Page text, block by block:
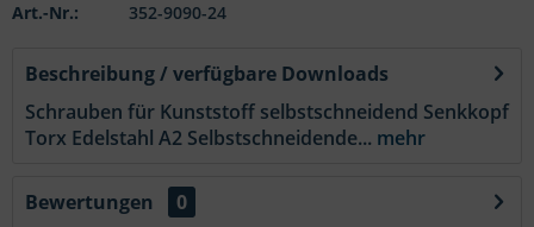
Art.-Nr.: 352-9090-24
Beschreibung / verfügbare Downloads
Schrauben für Kunststoff selbstschneidend Senkkopf
Torx Edelstahl A2 Selbstschneidende... mehr
Bewertungen
0